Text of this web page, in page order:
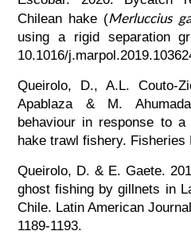
Chilean hake (Merluccius
using a rigid separation
10.1016/
Queirolo, D., A.L. Couto-
Apablaza & M.
behaviour in response to
hake trawl fishery. Fisheries
Queirolo, D. & E. Gaete.
ghost fishing by gillnets in
Chile. Latin American
1189-1193.